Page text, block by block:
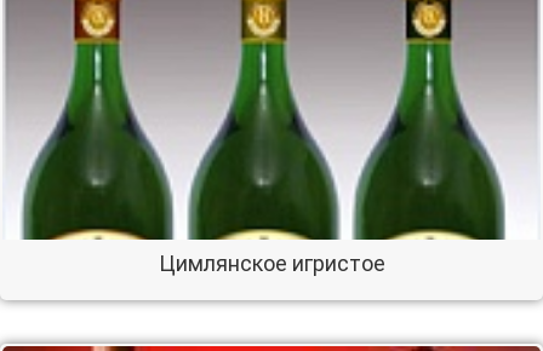
Цимлянское игристое